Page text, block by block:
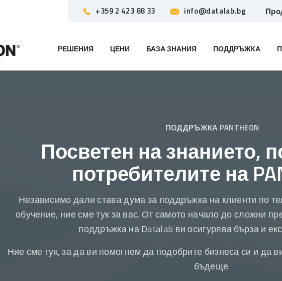
+359 2 423 88 33 info@datalab.bg
РЕШЕНИЯ ЦЕНИ БАЗА ЗНАНИЯ ПОДДРЪЖКА
ПОДДРЪЖКА PANTHEON
Посветен на знанието,
потребителите на
Независимо дали става дума за поддръжка на клиенти по
обучение, ние сме тук за вас. От самото начало до сложни
поддръжка на Datalab ви осигурява бърза и
Ние сме тук, за да ви помогнем да подобрите бизнеса си и да
бъдеще.